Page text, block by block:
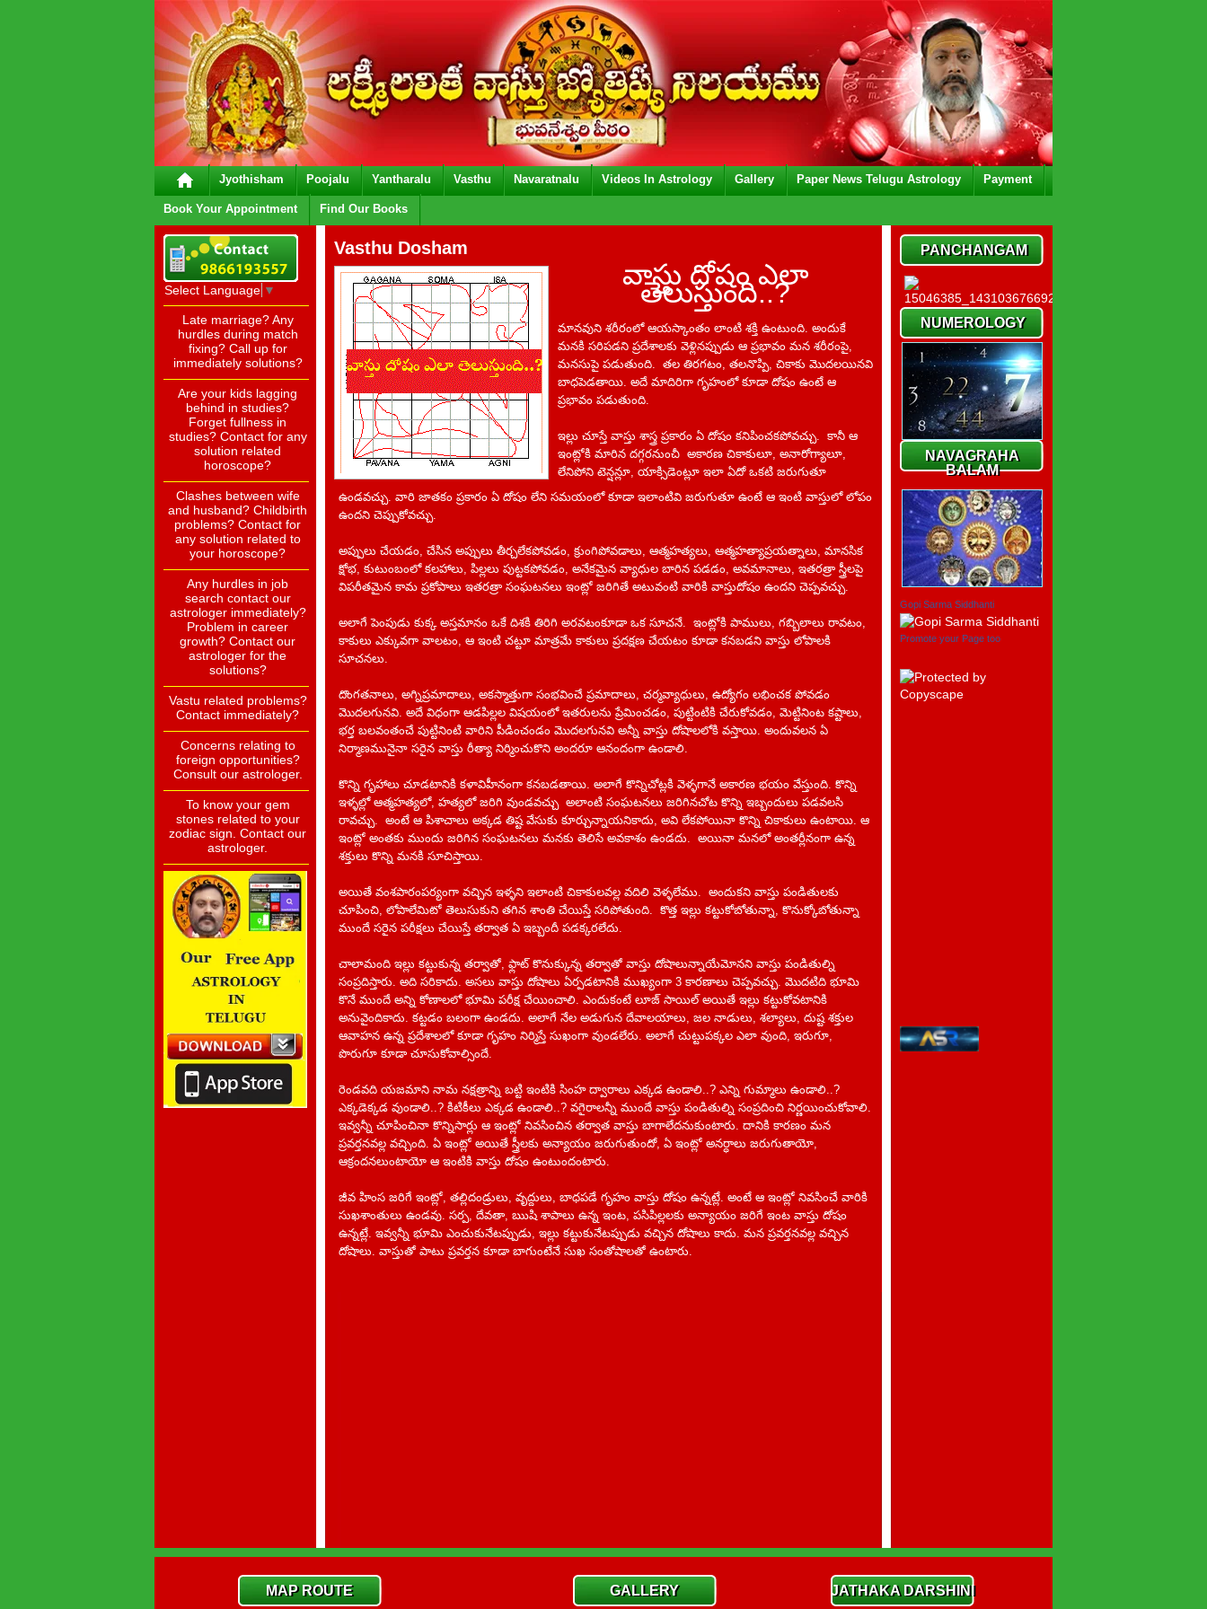
Jyothisham Poojalu Yantharalu Vasthu Navaratnalu Videos In Astrology Gallery Paper News Telugu Astrology Payment
Book Your Appointment Find Our Books
Vasthu Dosham
వాస్తు దోషం ఎలా
తెలుస్తుంది..?
మానవుని శరీరంలో ఆయస్కాంతం లాంటి శక్తి ఉంటుంది. అందుకే
మనకి సరిపడని ప్రదేశాలకు వెళ్లినప్పుడు ఆ ప్రభావం మన శరీరంపై,
మనసుపై పడుతుంది. తల తిరగటం, తలనొప్పి, చికాకు మొదలయినవి
బాధపెడతాయి. అదే మాదిరిగా గృహంలో కూడా దోషం ఉంటే ఆ
ప్రభావం పడుతుంది.
ఇల్లు చూస్తే వాస్తు శాస్త్ర ప్రకారం ఏ దోషం కనిపించకపోవచ్చు. కానీ ఆ
ఇంట్లోకి మారిన దగ్గరనుంచీ అకారణ చికాకులూ, అనారోగ్యాలూ,
లేనిపోని టెన్షన్లూ, యాక్సిడెంట్లూ ఇలా ఏదో ఒకటి జరుగుతూ
ఉండవచ్చు. వారి జాతకం ప్రకారం ఏ దోషం లేని సమయంలో కూడా ఇలాంటివి జరుగుతూ ఉంటే ఆ ఇంటి వాస్తులో లోపం
ఉందని చెప్పుకోవచ్చు.
అప్పులు చేయడం, చేసిన అప్పులు తీర్చలేకపోవడం, క్రుంగిపోవడాలు, ఆత్మహత్యలు, ఆత్మహత్యాప్రయత్నాలు, మానసిక
క్షోభ, కుటుంబంలో కలహాలు, పిల్లలు పుట్టకపోవడం, అనేకమైన వ్యాధుల బారిన పడడం, అవమానాలు, ఇతరత్రా స్త్రీలపై
విపరీతమైన కామ ప్రకోపాలు ఇతరత్రా సంఘటనలు ఇంట్లో జరిగితే అటువంటి వారికి వాస్తుదోషం ఉందని చెప్పవచ్చు.
అలాగే పెంపుడు కుక్క అస్తమానం ఒకే దిశకి తిరిగి అరవటంకూడా ఒక సూచనే. ఇంట్లోకి పాములు, గబ్బిలాలు రావటం,
కాకులు ఎక్కువగా వాలటం, ఆ ఇంటి చట్టూ మాత్రమే కాకులు ప్రదక్షణ చేయటం కూడా కనబడని వాస్తు లోపాలకి
సూచనలు.
దొంగతనాలు, అగ్నిప్రమాదాలు, అకస్మాత్తుగా సంభవించే ప్రమాదాలు, చర్మవ్యాధులు, ఉద్యోగం లభించక పోవడం
మొదలగునవి. అదే విధంగా ఆడపిల్లల విషయంలో ఇతరులను ప్రేమించడం, పుట్టింటికి చేరుకోవడం, మెట్టినింట కష్టాలు,
భర్త బలవంతంచే పుట్టినింటి వారిని పీడించండం మొదలగునవి అన్నీ వాస్తు దోషాలలోకి వస్తాయి. అందువలన ఏ
నిర్మాణమునైనా సరైన వాస్తు రీత్యా నిర్మించుకొని అందరూ ఆనందంగా ఉండాలి.
కొన్ని గృహాలు చూడటానికి కళావిహీనంగా కనబడతాయి. అలాగే కొన్నిచోట్లకి వెళ్ళగానే అకారణ భయం వేస్తుంది. కొన్ని
ఇళ్ళల్లో ఆత్మహత్యలో, హత్యలో జరిగి వుండవచ్చు అలాంటి సంఘటనలు జరిగినచోట కొన్ని ఇబ్బందులు పడవలసి
రావచ్చు. అంటే ఆ పిశాచాలు అక్కడ తిష్ట వేసుకు కూర్చున్నాయనికాదు, అవి లేకపోయినా కొన్ని చికాకులు ఉంటాయి. ఆ
ఇంట్లో అంతకు ముందు జరిగిన సంఘటనలు మనకు తెలిసే అవకాశం ఉండదు. అయినా మనలో అంతర్లీనంగా ఉన్న
శక్తులు కొన్ని మనకి సూచిస్తాయి.
అయితే వంశపారంపర్యంగా వచ్చిన ఇళ్ళని ఇలాంటి చికాకులవల్ల వదిలి వెళ్ళలేము. అందుకని వాస్తు పండితులకు
చూపించి, లోపాలేమిటో తెలుసుకుని తగిన శాంతి చేయిస్తే సరిపోతుంది. కొత్త ఇల్లు కట్టుకోబోతున్నా, కొనుక్కోబోతున్నా
ముందే సరైన పరీక్షలు చేయిస్తే తర్వాత ఏ ఇబ్బందీ పడక్కరలేదు.
చాలామంది ఇల్లు కట్టుకున్న తర్వాతో, ఫ్లాట్ కొనుక్కున్న తర్వాతో వాస్తు దోషాలున్నాయేమోనని వాస్తు పండితుల్ని
సంప్రదిస్తారు. అది సరికాదు. అసలు వాస్తు దోషాలు ఏర్పడటానికి ముఖ్యంగా 3 కారణాలు చెప్పవచ్చు. మొదటిది భూమి
కొనే ముందే అన్ని కోణాలలో భూమి పరీక్ష చేయించాలి. ఎందుకంటే లూజ్ సాయిల్ అయితే ఇల్లు కట్టుకోవటానికి
అనువైందికాదు. కట్టడం బలంగా ఉండదు. అలాగే నేల అడుగున దేవాలయాలు, జల నాడులు, శల్యాలు, దుష్ట శక్తుల
ఆవాహన ఉన్న ప్రదేశాలలో కూడా గృహం నిర్మిస్తే సుఖంగా వుండలేరు. అలాగే చుట్టుపక్కల ఎలా వుంది, ఇరుగూ,
పొరుగూ కూడా చూసుకోవాల్సిందే.
రెండవది యజమాని నామ నక్షత్రాన్ని బట్టి ఇంటికి సింహ ద్వారాలు ఎక్కడ ఉండాలి..? ఎన్ని గుమ్మాలు ఉండాలి..?
ఎక్కడెక్కడ వుండాలి..? కిటికీలు ఎక్కడ ఉండాలి..? వగైరాలన్నీ ముందే వాస్తు పండితుల్ని సంప్రదించి నిర్ణయించుకోవాలి.
ఇవ్వన్నీ చూపించినా కొన్నిసార్లు ఆ ఇంట్లో నివసించిన తర్వాత వాస్తు బాగాలేదనుకుంటారు. దానికి కారణం మన
ప్రవర్తనవల్ల వచ్చింది. ఏ ఇంట్లో అయితే స్త్రీలకు అన్యాయం జరుగుతుందో, ఏ ఇంట్లో అనర్ధాలు జరుగుతాయో,
ఆక్రందనలుంటాయో ఆ ఇంటికి వాస్తు దోషం ఉంటుందంటారు.
జీవ హింస జరిగే ఇంట్లో, తల్లిదండ్రులు, వృద్దులు, బాధపడే గృహం వాస్తు దోషం ఉన్నట్లే. అంటే ఆ ఇంట్లో నివసించే వారికి
సుఖశాంతులు ఉండవు. సర్ప, దేవతా, ఋషి శాపాలు ఉన్న ఇంట, పసిపిల్లలకు అన్యాయం జరిగే ఇంట వాస్తు దోషం
ఉన్నట్లే. ఇవ్వన్నీ భూమి ఎంచుకునేటప్పుడు, ఇల్లు కట్టుకునేటప్పుడు వచ్చిన దోషాలు కాదు. మన ప్రవర్తనవల్ల వచ్చిన
దోషాలు. వాస్తుతో పాటు ప్రవర్తన కూడా బాగుంటేనే సుఖ సంతోషాలతో ఉంటారు.
Select Language ▼
Late marriage? Any
hurdles during match
fixing? Call up for
immediately solutions?
Are your kids lagging
behind in studies?
Forget fullness in
studies? Contact for any
solution related
horoscope?
Clashes between wife
and husband? Childbirth
problems? Contact for
any solution related to
your horoscope?
Any hurdles in job
search contact our
astrologer immediately?
Problem in career
growth? Contact our
astrologer for the
solutions?
Vastu related problems?
Contact immediately?
Concerns relating to
foreign opportunities?
Consult our astrologer.
To know your gem
stones related to your
zodiac sign. Contact our
astrologer.
PANCHANGAM
NUMEROLOGY
NAVAGRAHA
BALAM
Gopi Sarma Siddhanti
Promote your Page too
MAP ROUTE GALLERY JATHAKA DARSHINI